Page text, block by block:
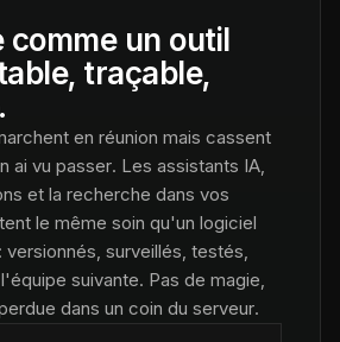
comme un outil
traçable,
en réunion mais cassent
ai vu passer. Les assistants IA,
et la recherche dans vos
le même soin qu'un logiciel
surveillés, testés,
suivante. Pas de magie,
dans un coin du serveur.